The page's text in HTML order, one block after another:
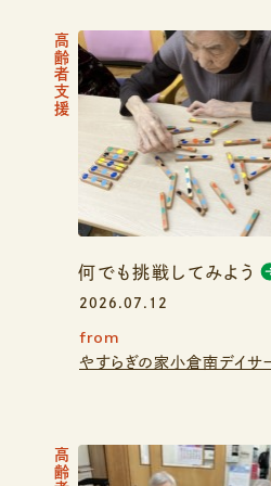
何でも挑戦してみよう
2026.07.12
from
やすらぎの家小倉南デイサ
高齢者支援